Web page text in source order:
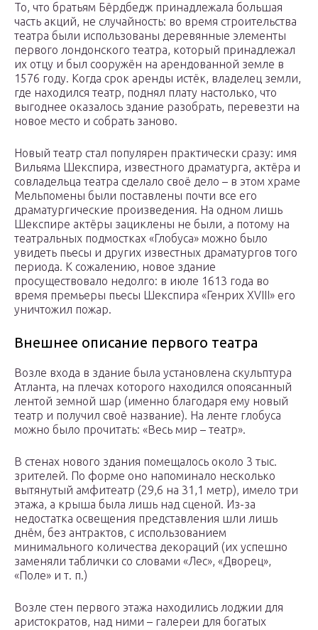
То, что братьям Бёрдбедж принадлежала большая
часть акций, не случайность: во время строительства
театра были использованы деревянные элементы
первого лондонского театра, который принадлежал
их отцу и был сооружён на арендованной земле в
1576 году. Когда срок аренды истёк, владелец земли,
где находился театр, поднял плату настолько, что
выгоднее оказалось здание разобрать, перевезти на
новое место и собрать заново.
Новый театр стал популярен практически сразу: имя
Вильяма Шекспира, известного драматурга, актёра и
совладельца театра сделало своё дело – в этом храме
Мельпомены были поставлены почти все его
драматургические произведения. На одном лишь
Шекспире актёры зациклены не были, а потому на
театральных подмостках «Глобуса» можно было
увидеть пьесы и других известных драматургов того
периода. К сожалению, новое здание
просуществовало недолго: в июле 1613 года во
время премьеры пьесы Шекспира «Генрих XVIII» его
уничтожил пожар.
Внешнее описание первого театра
Возле входа в здание была установлена скульптура
Атланта, на плечах которого находился опоясанный
лентой земной шар (именно благодаря ему новый
театр и получил своё название). На ленте глобуса
можно было прочитать: «Весь мир – театр».
В стенах нового здания помещалось около 3 тыс.
зрителей. По форме оно напоминало несколько
вытянутый амфитеатр (29,6 на 31,1 метр), имело три
этажа, а крыша была лишь над сценой. Из-за
недостатка освещения представления шли лишь
днём, без антрактов, с использованием
минимального количества декораций (их успешно
заменяли таблички со словами «Лес», «Дворец»,
«Поле» и т. п.)
Возле стен первого этажа находились лоджии для
аристократов, над ними – галереи для богатых